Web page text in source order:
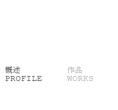
概述
PROFILE
作品
WORKS